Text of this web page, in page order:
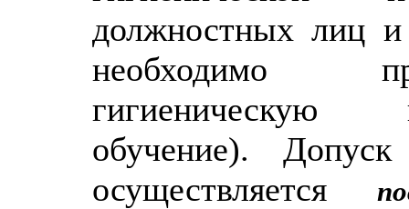
должностных лиц и
необходимо
гигиеническую
обучение). Допуск
осуществляется